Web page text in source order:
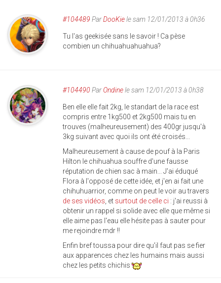
#104489 ParDooKiele sam 12/01/2013 à 0h36
Tu l'as geekisée sans le savoir ! Ca pèse
combien un chihuahuahuahua?
#104490 ParOndinele sam 12/01/2013 à 0h38
Ben elle elle fait 2kg, le standart de la race est
compris entre 1kg500 et 2kg500 mais tu en
trouves (malheureusement) des 400gr jusqu'à
3kg suivant avec quoi ils ont été croisés...
Malheureusement à cause de pouf à la Paris
Hilton le chihuahua souffre d'une fausse
réputation de chien sac à main... J'ai éduqué
Flora à l'opposé de cette idée, et j'en ai fait une
chihuhuarrior, comme on peut le voir au travers
de ses vidéos, et surtout de celle ci : j'ai reussi à
obtenir un rappel si solide avec elle que même si
elle aime pas l'eau elle hésite pas à sauter pour
me rejoindre mdr !!
Enfin bref toussa pour dire qu'il faut pas se fier
aux apparences chez les humains mais aussi
chez les petits chichis